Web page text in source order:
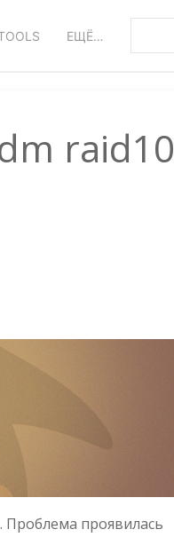
ЕЩЁ…
raid10
проявилась